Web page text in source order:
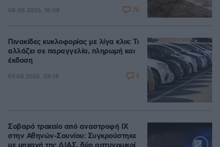
08.08.2026, 18:08 70
Πινακίδες κυκλοφορίας με λίγα κλικ: Τι
αλλάζει σε παραγγελία, πληρωμή και
έκδοση
09.08.2026, 08:14 5
Σοβαρό τροχαίο από αναστροφή ΙΧ
στην Αθηνών-Σουνίου: Συγκρούστηκε